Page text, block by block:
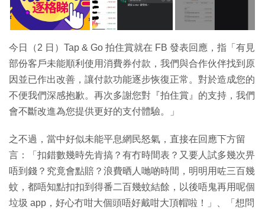
今日（2 日）Tap & Go 拍住賞就在 FB 發表回應，指「有見
部份客戶未能順利使用消費券付款，我們與合作伙伴找到原
因並已作出改善，讓付款功能逐步恢復正常。對於造成您的
不便我們深感抱歉。再次多謝您對『拍住賞』的支持，我們
會不斷改進為您提供更好的支付體驗。」
之不過，當中好似未能平息網民怒氣，直接在回應下方留
言：「扣錯數幾時先肯搞？有冇時間表？又要人試多幾次畀
唔到錢？究竟會點賠？浪費晒人哋啲時間，明明用咗三百幾
蚊，都唔知點扣扣到得番二百幾蚊結餘，以後唔鬼再用呢個
垃圾 app，好心冇咁大個頭唔好戴咁大頂帽啦！」、「想問